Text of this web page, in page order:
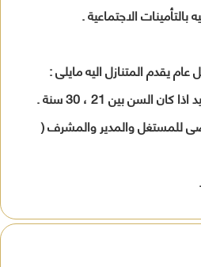
بالتأمينات الاجتماعية .
يقدم المتنازل اليه مايلى :
للمستغل والمدير والمشرف (